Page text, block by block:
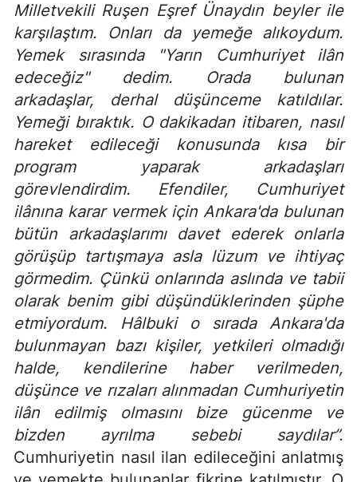
Milletvekili Ruşen Eşref Ünaydın beyler ile
karşılaştım. Onları da yemeğe alıkoydum.
Yemek sırasında "Yarın Cumhuriyet ilân
edeceğiz" dedim. Orada bulunan
arkadaşlar, derhal düşünceme katıldılar.
Yemeği bıraktık. O dakikadan itibaren, nasıl
hareket edileceği konusunda kısa bir
program yaparak arkadaşları
görevlendirdim. Efendiler, Cumhuriyet
ilânına karar vermek için Ankara'da bulunan
bütün arkadaşlarımı davet ederek onlarla
görüşüp tartışmaya asla lüzum ve ihtiyaç
görmedim. Çünkü onlarında aslında ve tabii
olarak benim gibi düşündüklerinden şüphe
etmiyordum. Hâlbuki o sırada Ankara'da
bulunmayan bazı kişiler, yetkileri olmadığı
halde, kendilerine haber verilmeden,
düşünce ve rızaları alınmadan Cumhuriyetin
ilân edilmiş olmasını bize gücenme ve
bizden ayrılma sebebi saydılar”.
Cumhuriyetin nasıl ilan edileceğini anlatmış